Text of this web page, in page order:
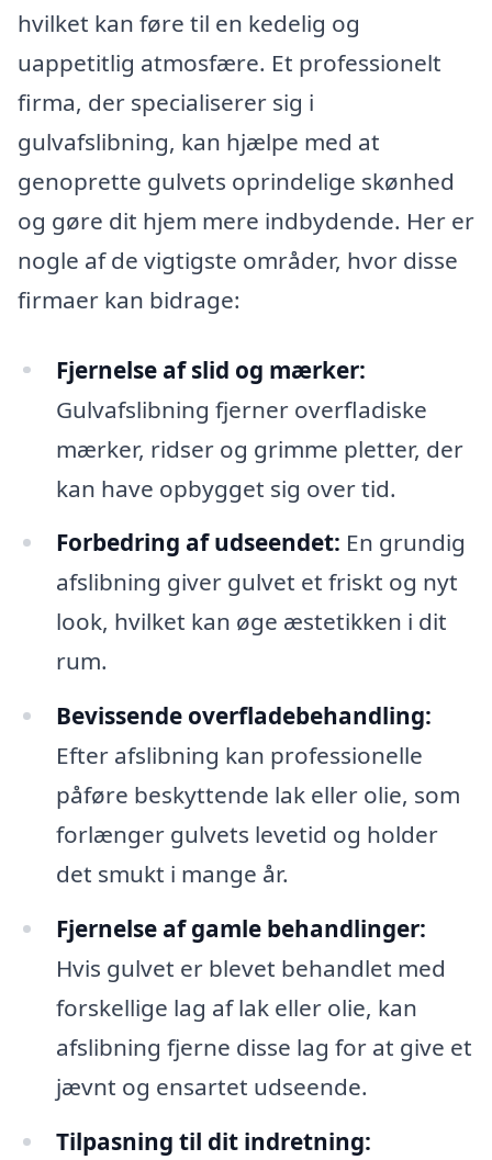
hvilket kan føre til en kedelig og
uappetitlig atmosfære. Et professionelt
firma, der specialiserer sig i
gulvafslibning, kan hjælpe med at
genoprette gulvets oprindelige skønhed
og gøre dit hjem mere indbydende. Her er
nogle af de vigtigste områder, hvor disse
firmaer kan bidrage:
Fjernelse af slid og mærker:
Gulvafslibning fjerner overfladiske
mærker, ridser og grimme pletter, der
kan have opbygget sig over tid.
Forbedring af udseendet: En grundig
afslibning giver gulvet et friskt og nyt
look, hvilket kan øge æstetikken i dit
rum.
Bevissende overfladebehandling:
Efter afslibning kan professionelle
påføre beskyttende lak eller olie, som
forlænger gulvets levetid og holder
det smukt i mange år.
Fjernelse af gamle behandlinger:
Hvis gulvet er blevet behandlet med
forskellige lag af lak eller olie, kan
afslibning fjerne disse lag for at give et
jævnt og ensartet udseende.
Tilpasning til dit indretning: